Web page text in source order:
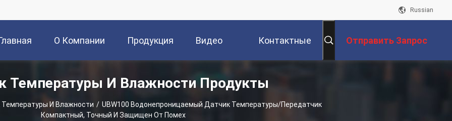
Russian
О Компании Продукция Видео Контактные Отправить Запрос
Температуры И Влажности Продукты
Температуры И Влажности / UBW100 Водонепроницаемый Датчик Температуры/передатчик
Компактный, Точный И Защищен От Помех